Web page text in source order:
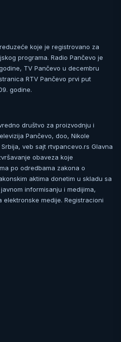
koje je registrovano za
programa. Radio Pančevo je
TV Pančevo u decembru
RTV Pančevo prvi put
godine.
društvo za proizvodnju i
Pančevo, doo, Nikole
veb sajt rtvpancevo.rs Glavna
obaveza koje
po odredbama zakona o
aktima donetim u skladu sa
informisanju i medijima,
medije. Registracioni